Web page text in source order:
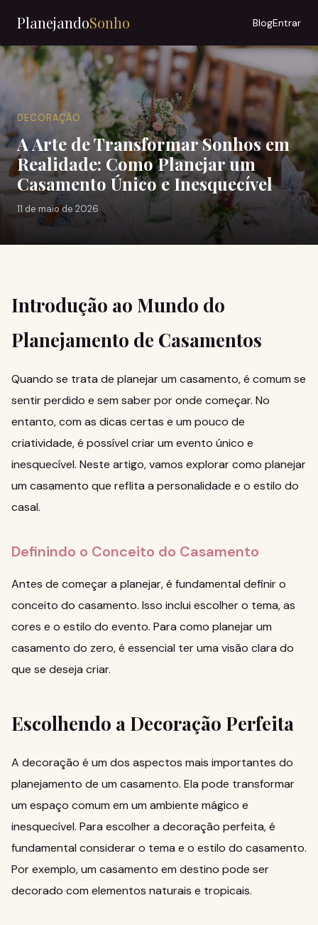
PlanejandoSonho BlogEntrar
DECORAÇÃO
A Arte de Transformar Sonhos em
Realidade: Como Planejar um
Casamento Único e Inesquecível
11 de maio de 2026
Introdução ao Mundo do
Planejamento de Casamentos
Quando se trata de planejar um casamento, é comum se
sentir perdido e sem saber por onde começar. No
entanto, com as dicas certas e um pouco de
criatividade, é possível criar um evento único e
inesquecível. Neste artigo, vamos explorar como planejar
um casamento que reflita a personalidade e o estilo do
casal.
Definindo o Conceito do Casamento
Antes de começar a planejar, é fundamental definir o
conceito do casamento. Isso inclui escolher o tema, as
cores e o estilo do evento. Para como planejar um
casamento do zero, é essencial ter uma visão clara do
que se deseja criar.
Escolhendo a Decoração Perfeita
A decoração é um dos aspectos mais importantes do
planejamento de um casamento. Ela pode transformar
um espaço comum em um ambiente mágico e
inesquecível. Para escolher a decoração perfeita, é
fundamental considerar o tema e o estilo do casamento.
Por exemplo, um casamento em destino pode ser
decorado com elementos naturais e tropicais.